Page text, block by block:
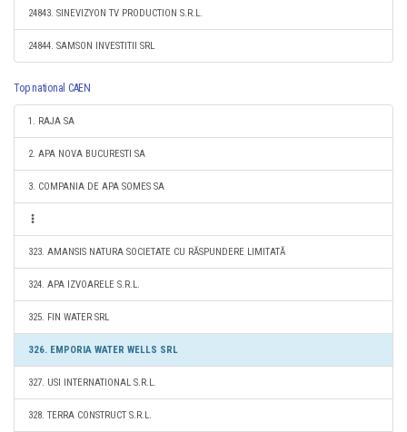
24843. SINEVIZYON TV PRODUCTION S.R.L.
24844. SAMSON INVESTITII SRL
Top national CAEN
1. RAJA SA
2. APA NOVA BUCURESTI SA
3. COMPANIA DE APA SOMES SA
323. AMANSIS NATURA SOCIETATE CU RĂSPUNDERE LIMITATĂ
324. APA IZVOARELE S.R.L.
325. FIN WATER SRL
326. EMPORIA WATER WELLS SRL
327. USI INTERNATIONAL S.R.L.
328. TERRA CONSTRUCT S.R.L.